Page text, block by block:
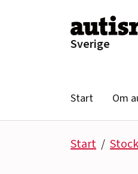
Sverige
Start Om
Start